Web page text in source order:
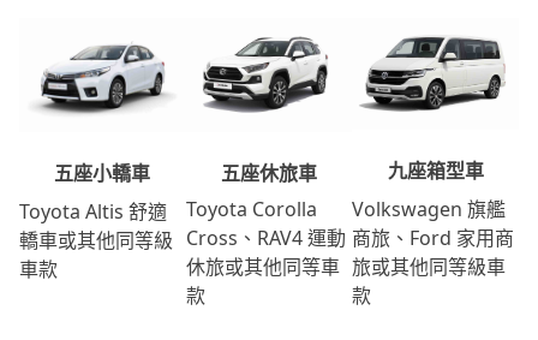
五座小轎車
Toyota Altis 舒適
轎車或其他同等級
車款
五座休旅車
Toyota Corolla
Cross、RAV4 運動
休旅或其他同等車
款
九座箱型車
Volkswagen 旗艦
商旅、Ford 家用商
旅或其他同等級車
款